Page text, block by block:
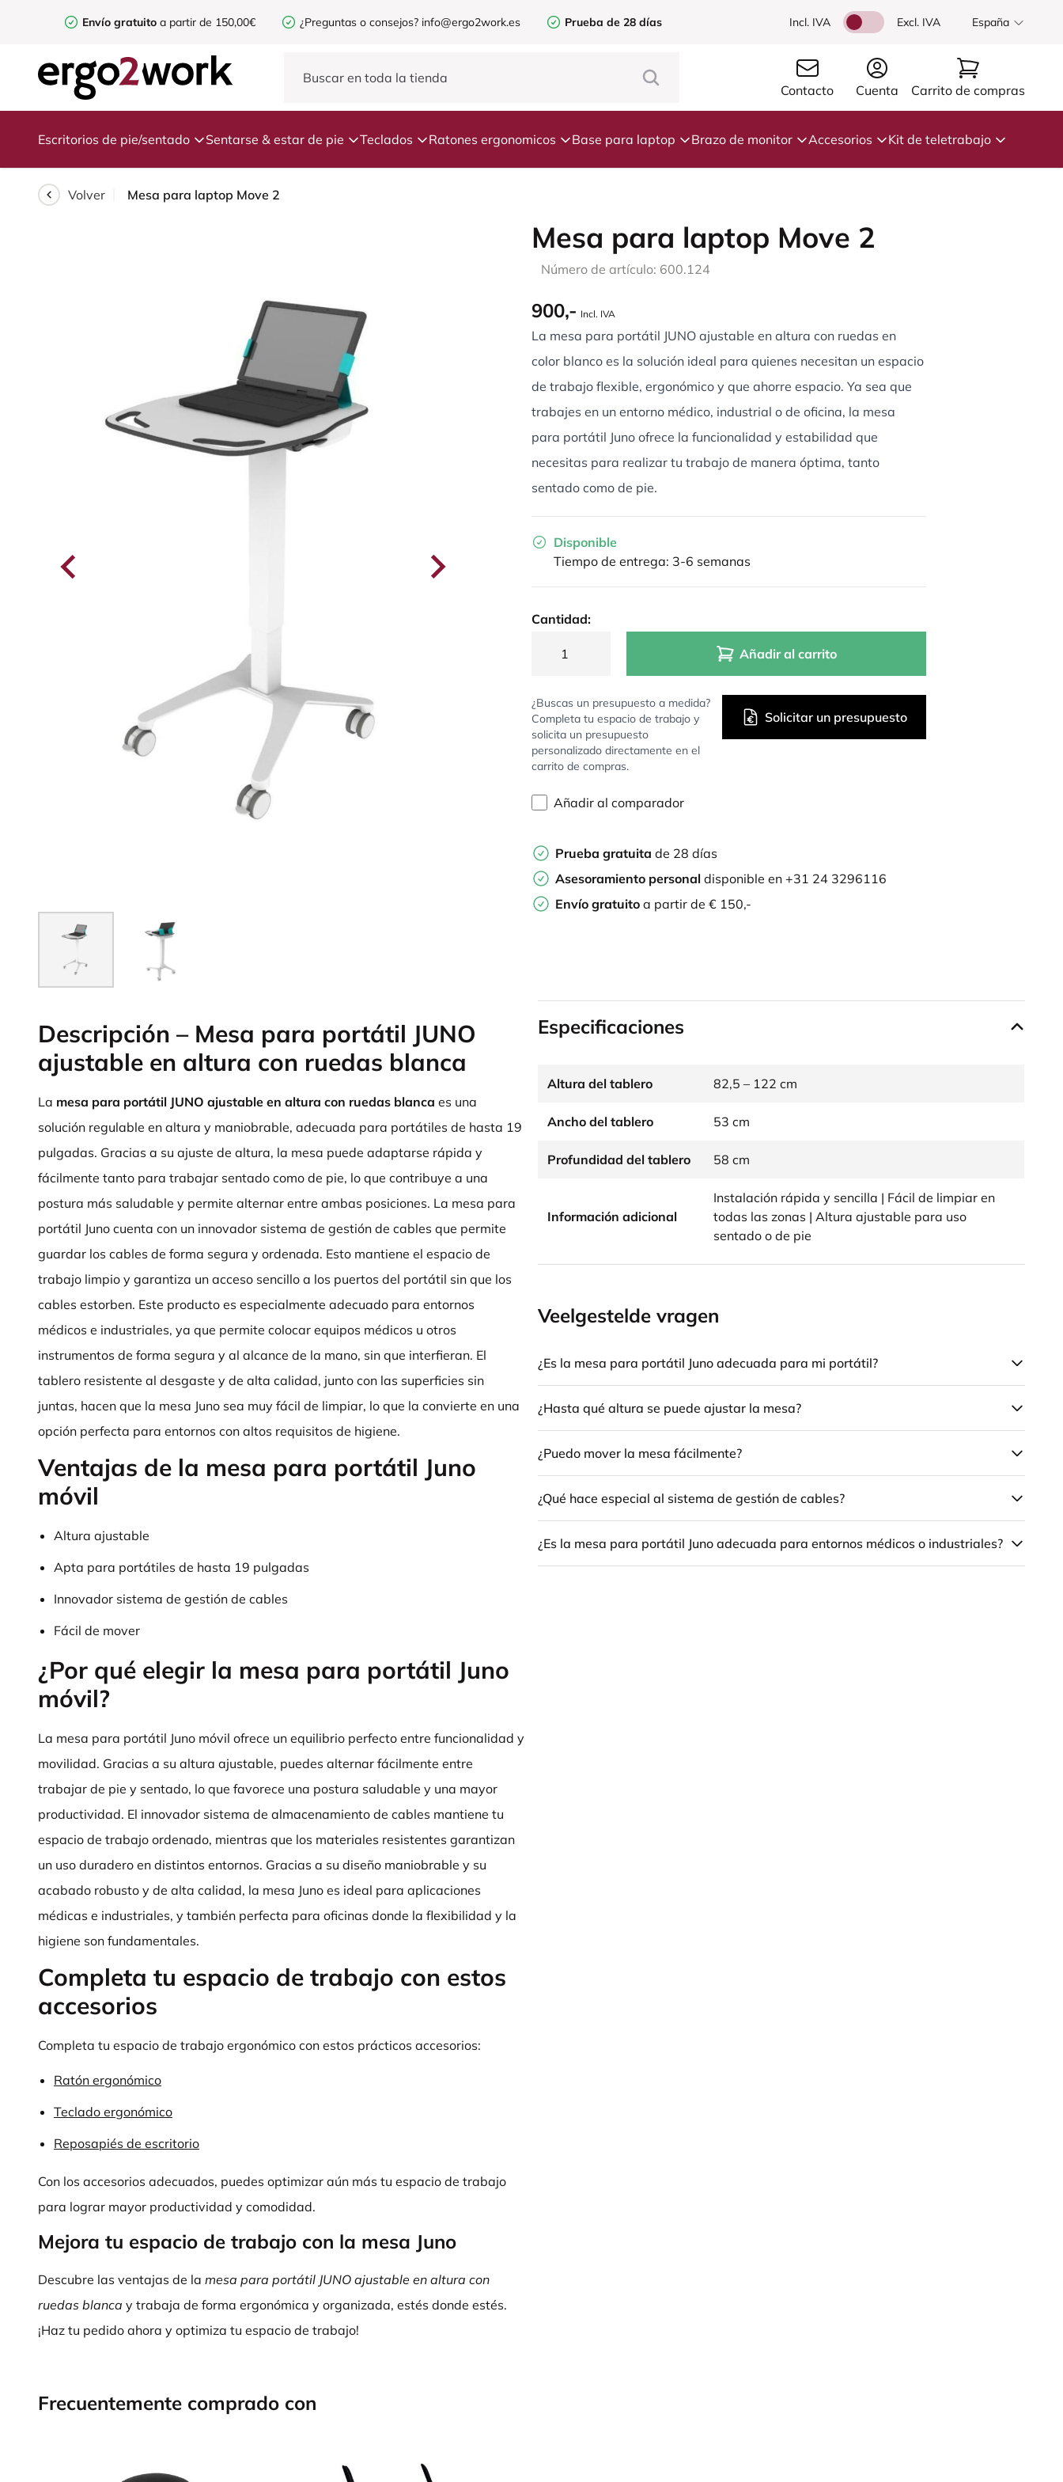
Envío gratuito a partir de 150,00€ ¿Preguntas o consejos? info@ergo2work.es Prueba de 28 días Incl. IVA Excl. IVA España
Contacto Cuenta Carrito de compras
Escritorios de pie/sentado Sentarse & estar de pie Teclados Ratones ergonomicos Base para laptop Brazo de monitor Accesorios Kit de teletrabajo
Volver Mesa para laptop Move 2
Mesa para laptop Move 2
Número de artículo: 600.124
900,- Incl. IVA
La mesa para portátil JUNO ajustable en altura con ruedas en
color blanco es la solución ideal para quienes necesitan un espacio
de trabajo flexible, ergonómico y que ahorre espacio. Ya sea que
trabajes en un entorno médico, industrial o de oficina, la mesa
para portátil Juno ofrece la funcionalidad y estabilidad que
necesitas para realizar tu trabajo de manera óptima, tanto
sentado como de pie.
Disponible
Tiempo de entrega: 3-6 semanas
Cantidad:
Añadir al carrito
¿Buscas un presupuesto a medida?
Completa tu espacio de trabajo y
solicita un presupuesto
personalizado directamente en el
carrito de compras.
Solicitar un presupuesto
Añadir al comparador
Prueba gratuita de 28 días
Asesoramiento personal disponible en +31 24 3296116
Envío gratuito a partir de € 150,-
Descripción – Mesa para portátil JUNO
ajustable en altura con ruedas blanca
La mesa para portátil JUNO ajustable en altura con ruedas blanca es una
solución regulable en altura y maniobrable, adecuada para portátiles de hasta 19
pulgadas. Gracias a su ajuste de altura, la mesa puede adaptarse rápida y
fácilmente tanto para trabajar sentado como de pie, lo que contribuye a una
postura más saludable y permite alternar entre ambas posiciones. La mesa para
portátil Juno cuenta con un innovador sistema de gestión de cables que permite
guardar los cables de forma segura y ordenada. Esto mantiene el espacio de
trabajo limpio y garantiza un acceso sencillo a los puertos del portátil sin que los
cables estorben. Este producto es especialmente adecuado para entornos
médicos e industriales, ya que permite colocar equipos médicos u otros
instrumentos de forma segura y al alcance de la mano, sin que interfieran. El
tablero resistente al desgaste y de alta calidad, junto con las superficies sin
juntas, hacen que la mesa Juno sea muy fácil de limpiar, lo que la convierte en una
opción perfecta para entornos con altos requisitos de higiene.
Ventajas de la mesa para portátil Juno
móvil
Altura ajustable
Apta para portátiles de hasta 19 pulgadas
Innovador sistema de gestión de cables
Fácil de mover
¿Por qué elegir la mesa para portátil Juno
móvil?
La mesa para portátil Juno móvil ofrece un equilibrio perfecto entre funcionalidad y
movilidad. Gracias a su altura ajustable, puedes alternar fácilmente entre
trabajar de pie y sentado, lo que favorece una postura saludable y una mayor
productividad. El innovador sistema de almacenamiento de cables mantiene tu
espacio de trabajo ordenado, mientras que los materiales resistentes garantizan
un uso duradero en distintos entornos. Gracias a su diseño maniobrable y su
acabado robusto y de alta calidad, la mesa Juno es ideal para aplicaciones
médicas e industriales, y también perfecta para oficinas donde la flexibilidad y la
higiene son fundamentales.
Completa tu espacio de trabajo con estos
accesorios
Completa tu espacio de trabajo ergonómico con estos prácticos accesorios:
Ratón ergonómico
Teclado ergonómico
Reposapiés de escritorio
Con los accesorios adecuados, puedes optimizar aún más tu espacio de trabajo
para lograr mayor productividad y comodidad.
Mejora tu espacio de trabajo con la mesa Juno
Descubre las ventajas de la mesa para portátil JUNO ajustable en altura con
ruedas blanca y trabaja de forma ergonómica y organizada, estés donde estés.
¡Haz tu pedido ahora y optimiza tu espacio de trabajo!
Especificaciones
Altura del tablero 82,5 – 122 cm
Ancho del tablero 53 cm
Profundidad del tablero 58 cm
Información adicional
Instalación rápida y sencilla | Fácil de limpiar en
todas las zonas | Altura ajustable para uso
sentado o de pie
Veelgestelde vragen
¿Es la mesa para portátil Juno adecuada para mi portátil?
¿Hasta qué altura se puede ajustar la mesa?
¿Puedo mover la mesa fácilmente?
¿Qué hace especial al sistema de gestión de cables?
¿Es la mesa para portátil Juno adecuada para entornos médicos o industriales?
Frecuentemente comprado con